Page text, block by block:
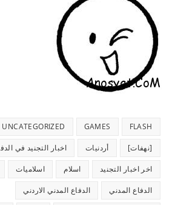
FLASH
GAMES
UNCATEGORIZED
[نهفات] أردنيات اخبار التجنيد في
اخر اخبار التجنيد اسلام اسلاميات
الدفاع المدني الدفاع المدني الاردني